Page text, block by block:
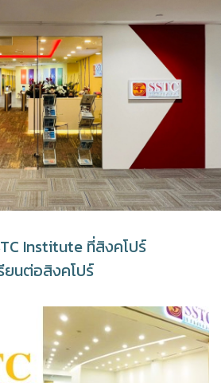
Institute ที่สิงคโปร์
ยนต่อสิงคโปร์